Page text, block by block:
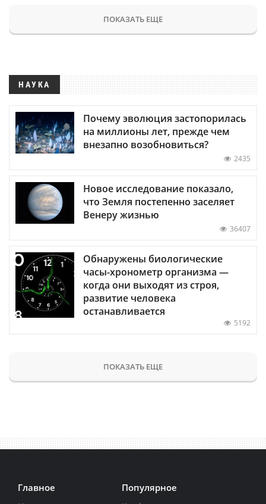
ПОКАЗАТЬ ЕЩЕ
НАУКА
Почему эволюция застопорилась
на миллионы лет, прежде чем
внезапно возобновиться?
2435
Новое исследование показало,
что Земля постепенно заселяет
Венеру жизнью
36407
Обнаружены биологические
часы-хронометр организма —
когда они выходят из строя,
развитие человека
останавливается
5192
ПОКАЗАТЬ ЕЩЕ
Главное Популярное